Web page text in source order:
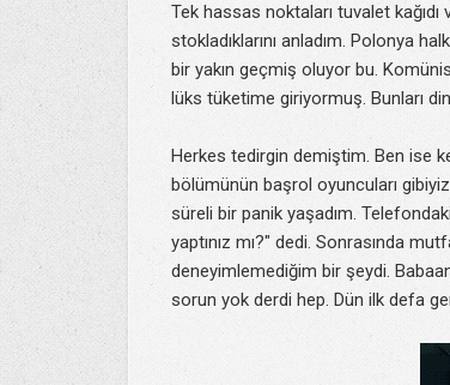
Tek hassas noktaları tuvalet
stokladıklarını anladım. Polonya
bir yakın geçmiş oluyor bu.
lüks tüketime giriyormuş. Bunları
Herkes tedirgin demiştim. Ben ise
bölümünün başrol oyuncuları
süreli bir panik yaşadım.
yaptınız mı?" dedi. Sonrasında
deneyimlemediğim bir şeydi.
sorun yok derdi hep. Dün ilk defa